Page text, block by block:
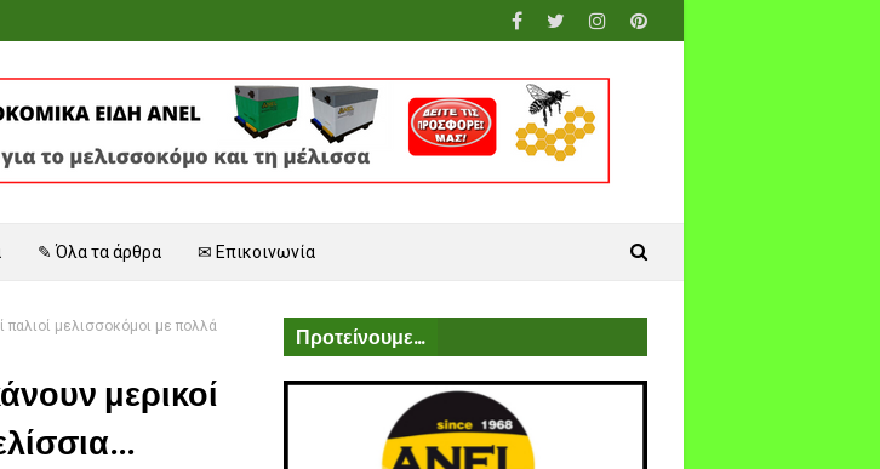
✎ Όλα τα άρθρα ✉ Επικοινωνία
παλιοί μελισσοκόμοι με πολλά
μερικοί
Προτείνουμε...